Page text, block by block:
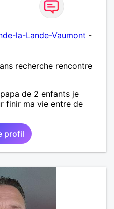
la-Lande-Vaumont -
recherche rencontre
de 2 enfants je
finir ma vie entre de
profil